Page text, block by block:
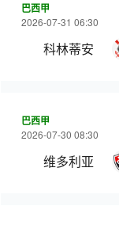
巴西甲
2026-07-31 06:30
科林蒂安
巴西甲
2026-07-30 08:30
维多利亚